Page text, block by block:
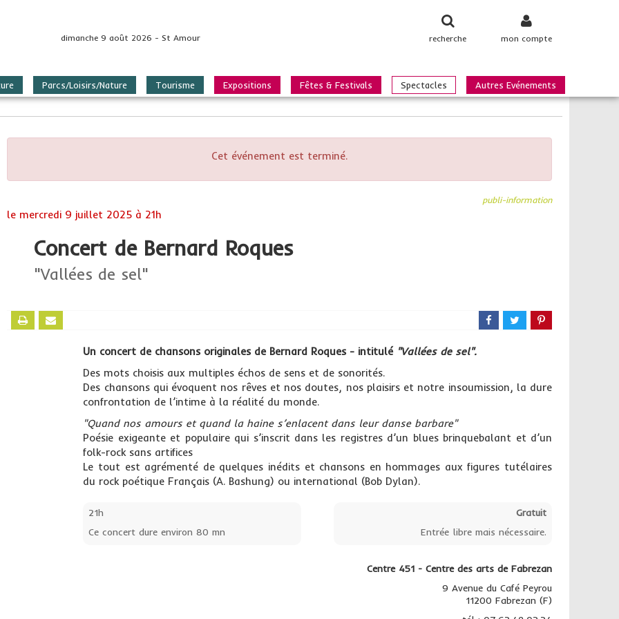
mon compte
recherche
dimanche 9 août 2026 - St Amour
Parcs/Loisirs/Nature Tourisme Expositions Fêtes & Festivals Spectacles Autres Evénements
Cet événement est terminé.
publi-information
le mercredi 9 juillet 2025 à 21h
Concert de Bernard Roques
"Vallées de sel"
Un concert de chansons originales de Bernard Roques - intitulé "Vallées de sel".
Des mots choisis aux multiples échos de sens et de sonorités.
Des chansons qui évoquent nos rêves et nos doutes, nos plaisirs et notre insoumission, la dure
confrontation de l’intime à la réalité du monde.
"Quand nos amours et quand la haine s’enlacent dans leur danse barbare"
Poésie exigeante et populaire qui s’inscrit dans les registres d’un blues brinquebalant et d’un
folk-rock sans artifices
Le tout est agrémenté de quelques inédits et chansons en hommages aux figures tutélaires
du rock poétique Français (A. Bashung) ou international (Bob Dylan).
21h
Ce concert dure environ 80 mn
Gratuit
Entrée libre mais nécessaire.
Centre 451 - Centre des arts de Fabrezan
9 Avenue du Café Peyrou
11200 Fabrezan (F)